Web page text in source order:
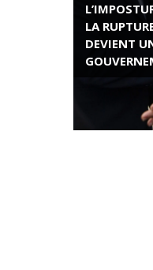
LA
DEVIENT
ROSE